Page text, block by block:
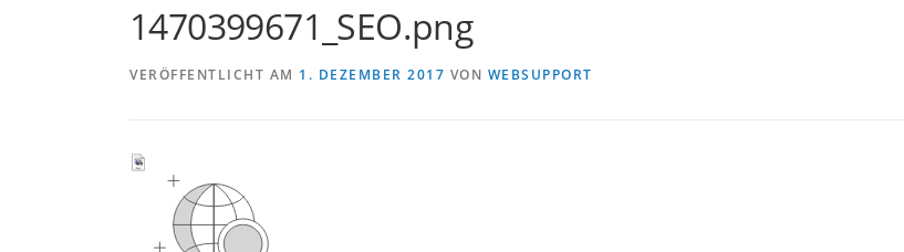
1470399671_SEO.png
VERÖFFENTLICHT AM 1. DEZEMBER 2017 VON WEBSUPPORT